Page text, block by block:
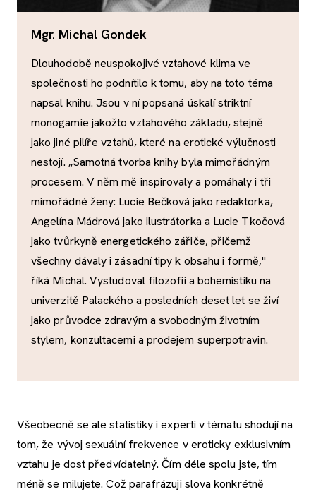
Mgr. Michal Gondek
Dlouhodobě neuspokojivé vztahové klima ve
společnosti ho podnítilo k tomu, aby na toto téma
napsal knihu. Jsou v ní popsaná úskalí striktní
monogamie jakožto vztahového základu, stejně
jako jiné pilíře vztahů, které na erotické výlučnosti
nestojí. „Samotná tvorba knihy byla mimořádným
procesem. V něm mě inspirovaly a pomáhaly i tři
mimořádné ženy: Lucie Bečková jako redaktorka,
Angelína Mádrová jako ilustrátorka a Lucie Tkočová
jako tvůrkyně energetického zářiče, přičemž
všechny dávaly i zásadní tipy k obsahu i formě,"
říká Michal. Vystudoval filozofii a bohemistiku na
univerzitě Palackého a posledních deset let se živí
jako průvodce zdravým a svobodným životním
stylem, konzultacemi a prodejem superpotravin.
Všeobecně se ale statistiky i experti v tématu shodují na
tom, že vývoj sexuální frekvence v eroticky exklusivním
vztahu je dost předvídatelný. Čím déle spolu jste, tím
méně se milujete. Což parafrázuji slova konkrétně